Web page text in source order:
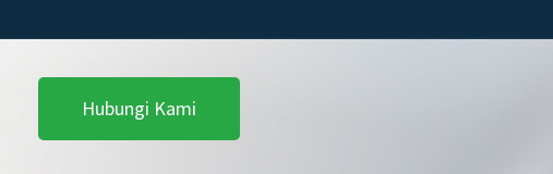
Hubungi Kami